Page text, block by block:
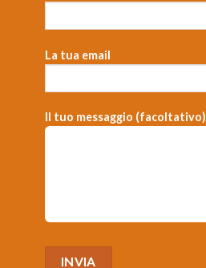
La tua email
Il tuo messaggio (facoltativo)